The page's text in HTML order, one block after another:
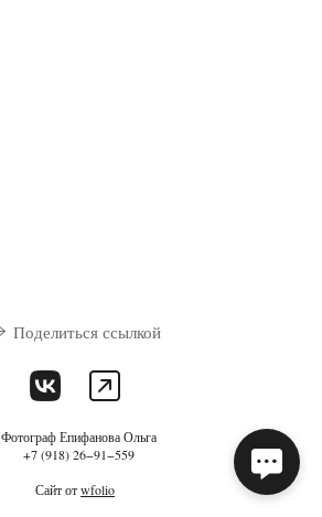
Поделиться ссылкой
Фотограф Епифанова Ольга
+7 (918) 26−91−559
Сайт отwfolio